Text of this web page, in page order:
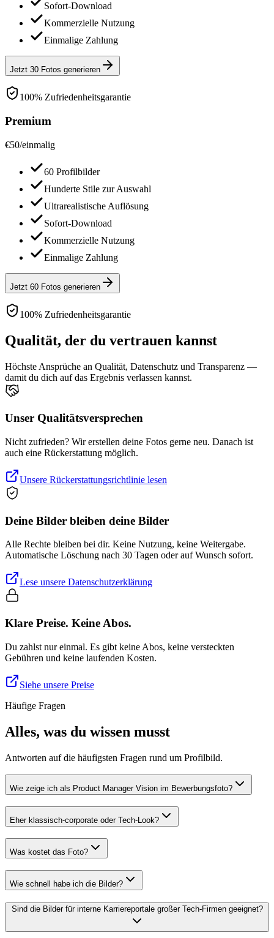
Sofort-Download
Kommerzielle Nutzung
Einmalige Zahlung
Jetzt 30 Fotos generieren
100% Zufriedenheitsgarantie
Premium
€50/einmalig
60 Profilbilder
Hunderte Stile zur Auswahl
Ultrarealistische Auflösung
Sofort-Download
Kommerzielle Nutzung
Einmalige Zahlung
Jetzt 60 Fotos generieren
100% Zufriedenheitsgarantie
Qualität, der du vertrauen kannst
Höchste Ansprüche an Qualität, Datenschutz und Transparenz —
damit du dich auf das Ergebnis verlassen kannst.
Unser Qualitätsversprechen
Nicht zufrieden? Wir erstellen deine Fotos gerne neu. Danach ist
auch eine Rückerstattung möglich.
Unsere Rückerstattungsrichtlinie lesen
Deine Bilder bleiben deine Bilder
Alle Rechte bleiben bei dir. Keine Nutzung, keine Weitergabe.
Automatische Löschung nach 30 Tagen oder auf Wunsch sofort.
Lese unsere Datenschutzerklärung
Klare Preise. Keine Abos.
Du zahlst nur einmal. Es gibt keine Abos, keine versteckten
Gebühren und keine laufenden Kosten.
Siehe unsere Preise
Häufige Fragen
Alles, was du wissen musst
Antworten auf die häufigsten Fragen rund um Profilbild.
Wie zeige ich als Product Manager Vision im Bewerbungsfoto?
Eher klassisch-corporate oder Tech-Look?
Was kostet das Foto?
Wie schnell habe ich die Bilder?
Sind die Bilder für interne Karriereportale großer Tech-Firmen geeignet?